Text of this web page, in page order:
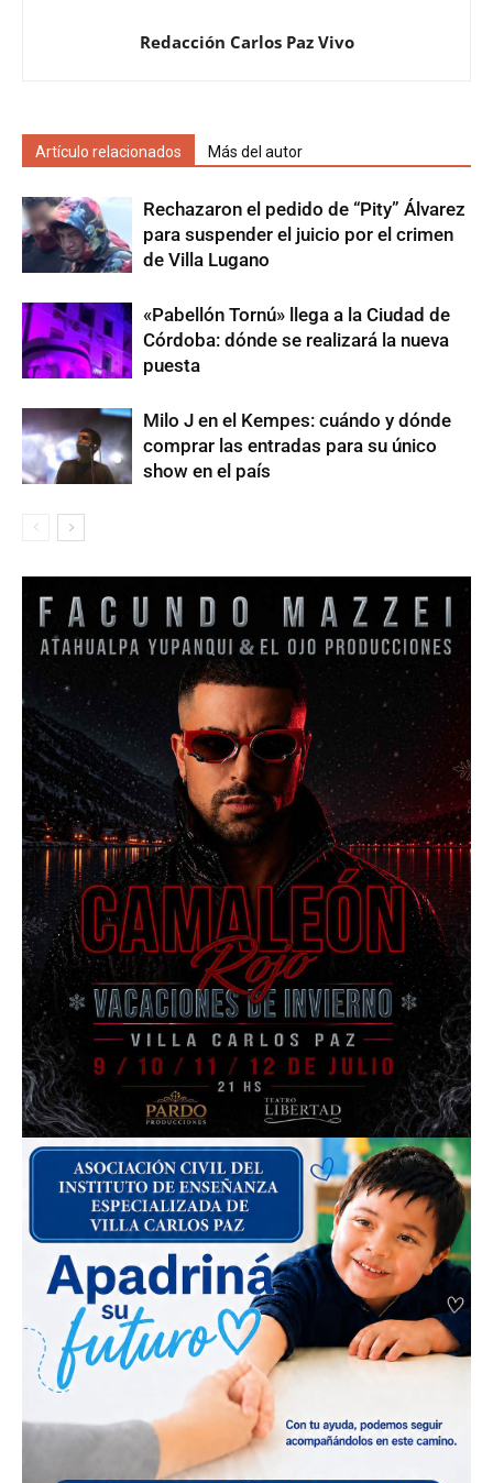
Redacción Carlos Paz Vivo
Artículo relacionados Más del autor
Rechazaron el pedido de “Pity” Álvarez
para suspender el juicio por el crimen
de Villa Lugano
«Pabellón Tornú» llega a la Ciudad de
Córdoba: dónde se realizará la nueva
puesta
Milo J en el Kempes: cuándo y dónde
comprar las entradas para su único
show en el país